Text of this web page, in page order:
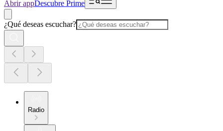
Abrir appDescubre Prime
¿Qué deseas escuchar?
Radio